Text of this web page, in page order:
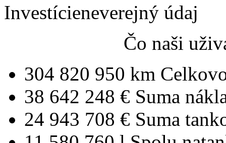
Investícieneverejný údaj
Čo naši
304 820 950 km
38 642 248 € Suma
24 943 708 € Suma